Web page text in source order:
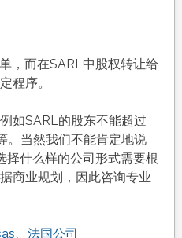
，而在SARL中股权转让给
程序。
如SARL的股东不能超过
。当然我们不能肯定地说
择什么样的公司形式需要根
商业规划，因此咨询专业
、 法国公司